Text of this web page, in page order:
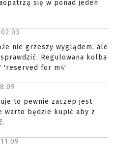
się w ponad jeden
02:03
nie grzeszy wyglądem, ale
Regulowana kolba
'reserved for m4'
to pewnie zaczep jest
warto będzie kupić aby z
11:09